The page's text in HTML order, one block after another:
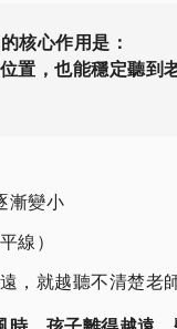
核心作用是：
置，也能穩定聽到
漸變小
線）
，就越聽不清楚老